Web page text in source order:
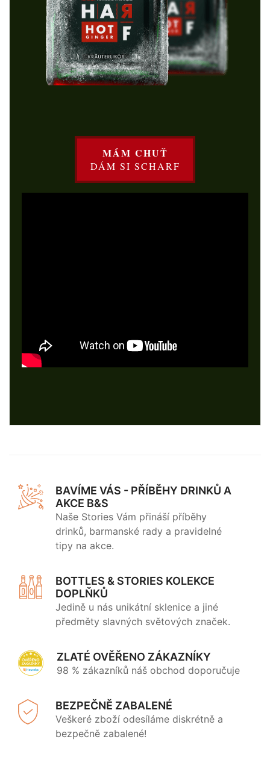
MÁM CHUŤ
DÁM SI SCHARF
BAVÍME VÁS - PŘÍBĚHY DRINKŮ A
AKCE B&S
Naše Stories Vám přináší příběhy
drinků, barmanské rady a pravidelné
tipy na akce.
BOTTLES & STORIES KOLEKCE
DOPLŇKŮ
Jedině u nás unikátní sklenice a jiné
předměty slavných světových značek.
ZLATÉ OVĚŘENO ZÁKAZNÍKY
98 % zákazníků náš obchod doporučuje
BEZPEČNĚ ZABALENÉ
Veškeré zboží odesíláme diskrétně a
bezpečně zabalené!